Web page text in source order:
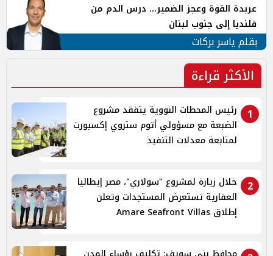
عربدة القوة وعجز الضمير... درس الدم من
قلنديا إلى جنوب لبنان
بقلم ياسر بركات
الأكثر قراءة
1
رئيس المحطات النووية يتفقد مشروع
الضبعة مع مسؤولي أتوم ستروي إكسبورت
لمتابعة معدلات التنفيذ
2
خلال زيارة لمشروع "سولاري"، مصر إيطاليا
العقارية تستعرض المستجدات وتعلن
إطلاق Amare Seafront Villas